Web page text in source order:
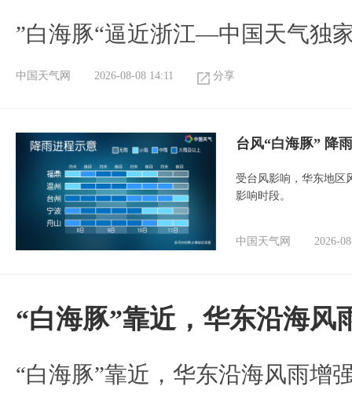
​”白海豚“逼近浙江—中国天气独
中国天气网 2026-08-08 14:11 分享
台风“白海豚” 降
受台风影响，华东地区
影响时段。
中国天气网 2026-
“白海豚”靠近，华东沿海风
“白海豚”靠近，华东沿海风雨增